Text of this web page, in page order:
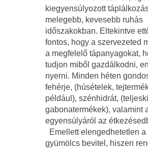
kiegyensúlyozott
melegebb, kevesebb ruhás
időszakokban. Eltekintve
fontos, hogy a szervezeted
a megfelelő tápanyagokat,
tudjon miből gazdálkodni,
nyerni. Minden héten
fehérje, (húsételek,
például), szénhidrát,
gabonatermékek), valamint
egyensúlyáról az
Emellett elengedhetetlen a
gyümölcs bevitel, hiszen